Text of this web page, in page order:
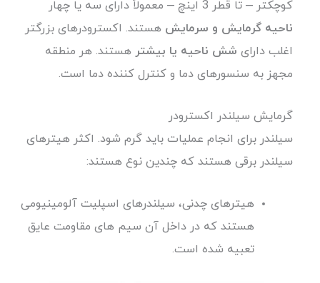
کوچکتر – تا قطر 3 اینچ – معمولاً دارای سه یا چهار
ناحیه گرمایش و سرمایش هستند. اکسترودرهای بزرگتر
اغلب دارای شش ناحیه یا بیشتر هستند. هر منطقه
مجهز به سنسورهای دما و کنترل کننده دما است.
گرمایش سیلندر اکسترودر
سیلندر برای انجام عملیات باید گرم شود. اکثر هیترهای
سیلندر برقی هستند که چندین نوع هستند:
هیترهای چدنی، سیلندرهای اسپلیت آلومینیومی
هستند که در داخل آن سیم های مقاومت عایق
تعبیه شده است.